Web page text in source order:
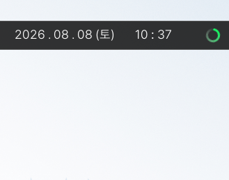
2026 . 08 . 08 (토) 10 : 37